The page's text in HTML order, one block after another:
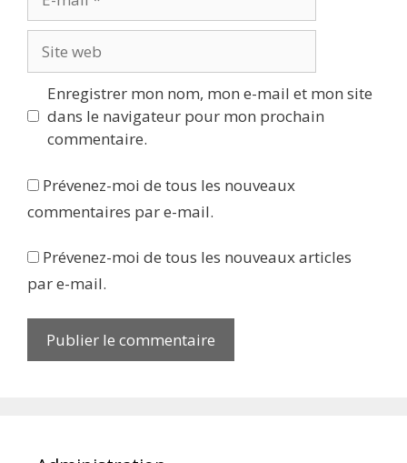
mail
web
Enregistrer mon nom, mon e-mail et mon site
dans le navigateur pour mon prochain
commentaire.
Prévenez-moi de tous les nouveaux
commentaires par e-mail.
Prévenez-moi de tous les nouveaux articles
par e-mail.